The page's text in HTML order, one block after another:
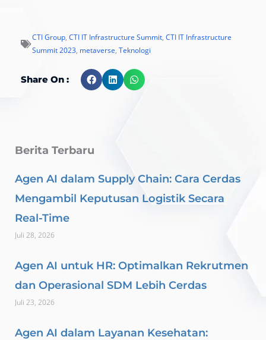
CTI Group, CTI IT Infrastructure Summit, CTI IT Infrastructure
Summit 2023, metaverse, Teknologi
Share On :
Berita Terbaru
Agen AI dalam Supply Chain: Cara Cerdas
Mengambil Keputusan Logistik Secara
Real-Time
Juli 28, 2026
Agen AI untuk HR: Optimalkan Rekrutmen
dan Operasional SDM Lebih Cerdas
Juli 23, 2026
Agen AI dalam Layanan Kesehatan: